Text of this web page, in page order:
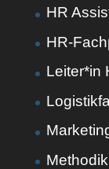
HR
HR-
Leiter*in
Methodik